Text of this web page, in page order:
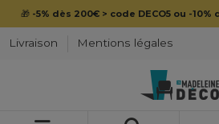
🎁 -5% dès 200€ > code DECO5 ou -10%
Livraison Mentions légales